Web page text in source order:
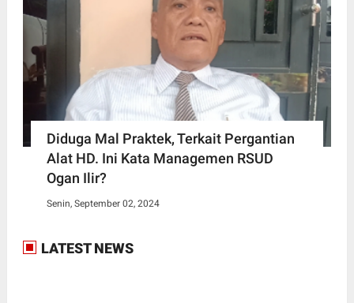
Diduga Mal Praktek, Terkait Pergantian
Alat HD. Ini Kata Managemen RSUD
Ogan Ilir?
Senin, September 02, 2024
LATEST NEWS